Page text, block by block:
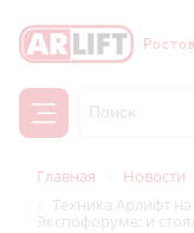
Главная Новости
Техника Арлифт
Экспофоруме: и